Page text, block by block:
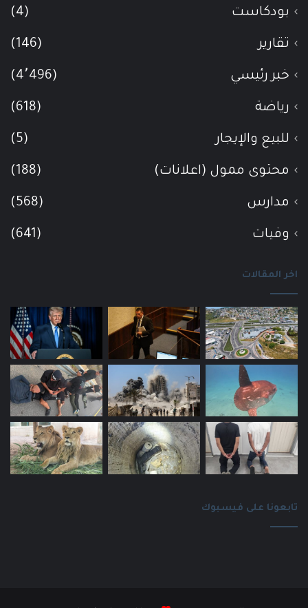
بودكاست (4)
تقارير (146)
خبر رئيسي (4٬496)
رياضة (618)
للبيع والإيجار (5)
محتوى ممول (اعلانات) (188)
مدارس (568)
وفيات (641)
اخر المقالات
تابعونا على فيسبوك